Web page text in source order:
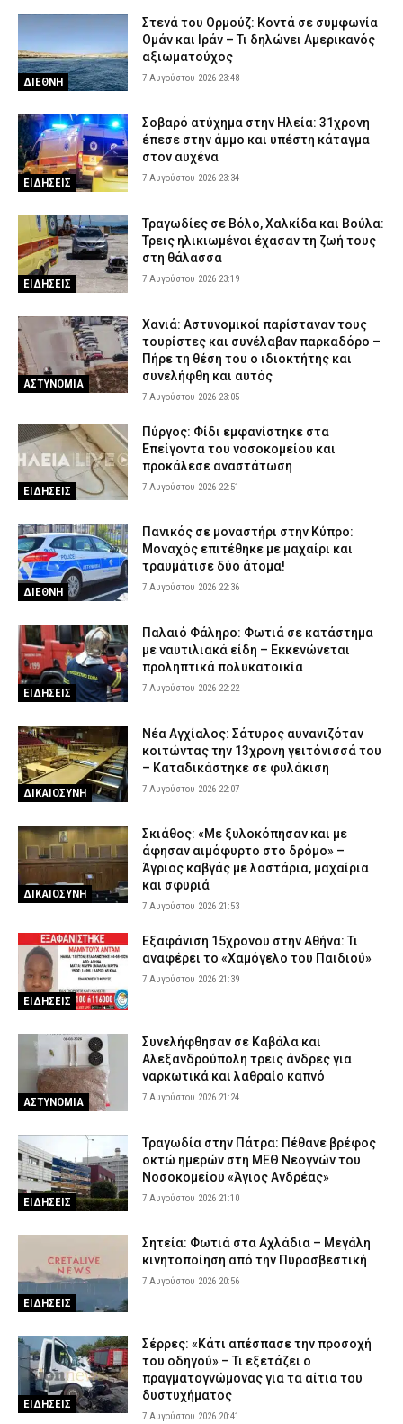
Γρεβενά: Ο Σύλλογος Αλληλεγγύης και Εθελοντισμού «Ελπίδα»
προχώρησε σε δωρεά ειδών ιματισμού στο Αστυνομικό Τμήμα
ΣΩΜΑΤΑ ΑΣΦΑΛΕΙΑΣ 7 Αυγούστου 2026 16:48
ΔΙΕΘΝΗ
Στενά του Ορμούζ: Κοντά σε συμφωνία
Ομάν και Ιράν – Τι δηλώνει Αμερικανός
αξιωματούχος
7 Αυγούστου 2026 23:48
ΕΙΔΗΣΕΙΣ
Σοβαρό ατύχημα στην Ηλεία: 31χρονη
έπεσε στην άμμο και υπέστη κάταγμα
στον αυχένα
7 Αυγούστου 2026 23:34
ΕΙΔΗΣΕΙΣ
Τραγωδίες σε Βόλο, Χαλκίδα και Βούλα:
Τρεις ηλικιωμένοι έχασαν τη ζωή τους
στη θάλασσα
7 Αυγούστου 2026 23:19
ΑΣΤΥΝΟΜΙΑ
Χανιά: Αστυνομικοί παρίσταναν τους
τουρίστες και συνέλαβαν παρκαδόρο –
Πήρε τη θέση του ο ιδιοκτήτης και
συνελήφθη και αυτός
7 Αυγούστου 2026 23:05
ΕΙΔΗΣΕΙΣ
Πύργος: Φίδι εμφανίστηκε στα
Επείγοντα του νοσοκομείου και
προκάλεσε αναστάτωση
7 Αυγούστου 2026 22:51
ΔΙΕΘΝΗ
Πανικός σε μοναστήρι στην Κύπρο:
Μοναχός επιτέθηκε με μαχαίρι και
τραυμάτισε δύο άτομα!
7 Αυγούστου 2026 22:36
ΕΙΔΗΣΕΙΣ
Παλαιό Φάληρο: Φωτιά σε κατάστημα
με ναυτιλιακά είδη – Εκκενώνεται
προληπτικά πολυκατοικία
7 Αυγούστου 2026 22:22
ΔΙΚΑΙΟΣΥΝΗ
Νέα Αγχίαλος: Σάτυρος αυνανιζόταν
κοιτώντας την 13χρονη γειτόνισσά του
– Καταδικάστηκε σε φυλάκιση
7 Αυγούστου 2026 22:07
ΔΙΚΑΙΟΣΥΝΗ
Σκιάθος: «Με ξυλοκόπησαν και με
άφησαν αιμόφυρτο στο δρόμο» –
Άγριος καβγάς με λοστάρια, μαχαίρια
και σφυριά
7 Αυγούστου 2026 21:53
ΕΙΔΗΣΕΙΣ
Εξαφάνιση 15χρονου στην Αθήνα: Τι
αναφέρει το «Χαμόγελο του Παιδιού»
7 Αυγούστου 2026 21:39
ΑΣΤΥΝΟΜΙΑ
Συνελήφθησαν σε Καβάλα και
Αλεξανδρούπολη τρεις άνδρες για
ναρκωτικά και λαθραίο καπνό
7 Αυγούστου 2026 21:24
ΕΙΔΗΣΕΙΣ
Τραγωδία στην Πάτρα: Πέθανε βρέφος
οκτώ ημερών στη ΜΕΘ Νεογνών του
Νοσοκομείου «Άγιος Ανδρέας»
7 Αυγούστου 2026 21:10
ΕΙΔΗΣΕΙΣ
Σητεία: Φωτιά στα Αχλάδια – Μεγάλη
κινητοποίηση από την Πυροσβεστική
7 Αυγούστου 2026 20:56
ΕΙΔΗΣΕΙΣ
Σέρρες: «Κάτι απέσπασε την προσοχή
του οδηγού» – Τι εξετάζει ο
πραγματογνώμονας για τα αίτια του
δυστυχήματος
7 Αυγούστου 2026 20:41